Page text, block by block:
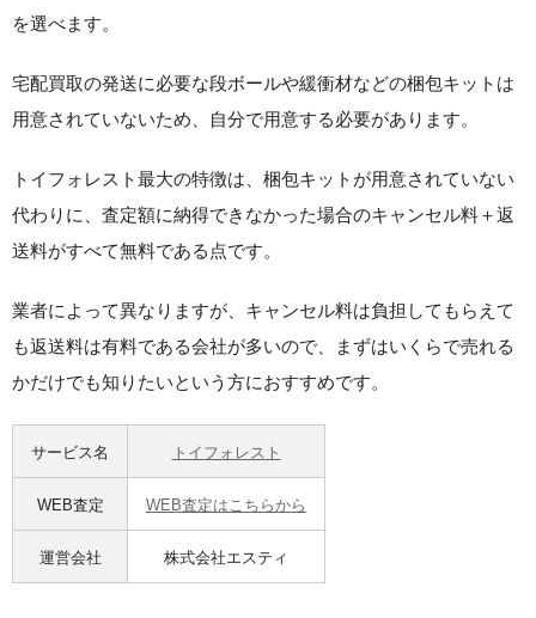
を選べます。
宅配買取の発送に必要な段ボールや緩衝材などの梱包キットは
用意されていないため、自分で用意する必要があります。
トイフォレスト最大の特徴は、梱包キットが用意されていない
代わりに、査定額に納得できなかった場合のキャンセル料＋返
送料がすべて無料である点です。
業者によって異なりますが、キャンセル料は負担してもらえて
も返送料は有料である会社が多いので、まずはいくらで売れる
かだけでも知りたいという方におすすめです。
サービス名 トイフォレスト
WEB査定 WEB査定はこちらから
運営会社 株式会社エスティ